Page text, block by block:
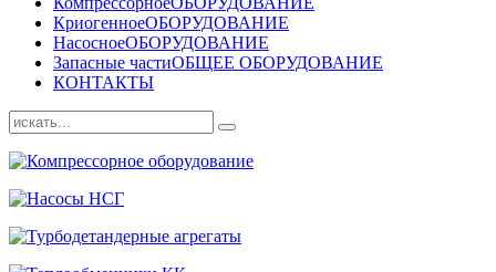
КриогенноеОБОРУДОВАНИЕ
НасосноеОБОРУДОВАНИЕ
Запасные частиОБЩЕЕ ОБОРУДОВАНИЕ
КОНТАКТЫ